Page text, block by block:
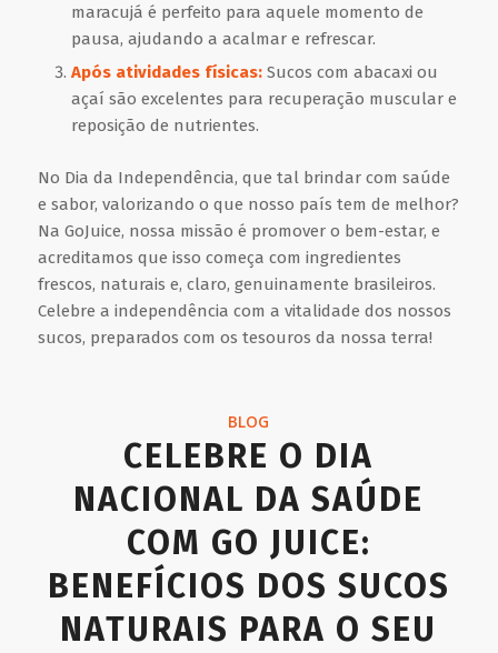
maracujá é perfeito para aquele momento de
pausa, ajudando a acalmar e refrescar.
Após atividades físicas:Sucos com abacaxi ou
açaí são excelentes para recuperação muscular e
reposição de nutrientes.
No Dia da Independência, que tal brindar com saúde
e sabor, valorizando o que nosso país tem de melhor?
Na GoJuice, nossa missão é promover o bem-estar, e
acreditamos que isso começa com ingredientes
frescos, naturais e, claro, genuinamente brasileiros.
Celebre a independência com a vitalidade dos nossos
sucos, preparados com os tesouros da nossa terra!
BLOG
CELEBRE O DIA
NACIONAL DA SAÚDE
COM GO JUICE:
BENEFÍCIOS DOS SUCOS
NATURAIS PARA O SEU